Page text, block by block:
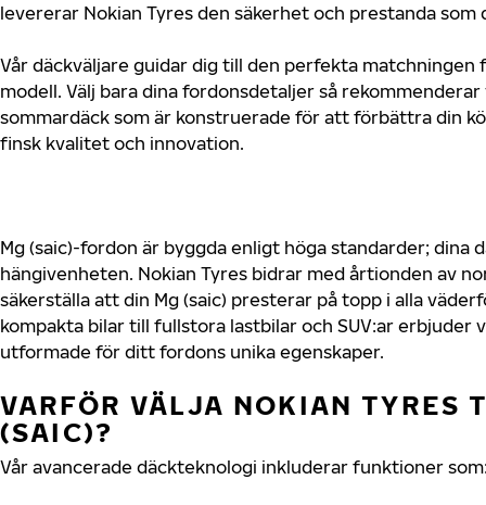
levererar Nokian Tyres den säkerhet och prestanda som
Vår däckväljare guidar dig till den perfekta matchningen
modell. Välj bara dina fordonsdetaljer så
sommardäck som är konstruerade för att förbättra din
finsk kvalitet och innovation.
Mg (saic)-fordon är byggda enligt höga standarder; dina
hängivenheten. Nokian Tyres bidrar med årtionden av
säkerställa att din Mg (saic) presterar på topp i alla
kompakta bilar till fullstora lastbilar och SUV:ar erbjuder
utformade för ditt fordons unika egenskaper.
VARFÖR VÄLJA NOKIAN TYRES
(SAIC)?
Vår avancerade däckteknologi inkluderar funktioner